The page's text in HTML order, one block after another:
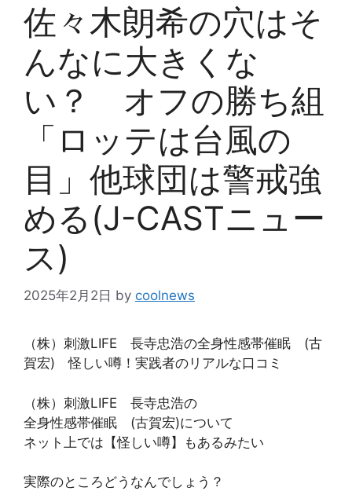
佐々木朗希の穴はそ
んなに大きくな
い？ オフの勝ち組
「ロッテは台風の
目」他球団は警戒強
める(J-CASTニュー
ス)
2025年2月2日 by coolnews
（株）刺激LIFE 長寺忠浩の全身性感帯催眠 (古
賀宏) 怪しい噂！実践者のリアルな口コミ
（株）刺激LIFE 長寺忠浩の
全身性感帯催眠 (古賀宏)について
ネット上では【怪しい噂】もあるみたい
実際のところどうなんでしょう？